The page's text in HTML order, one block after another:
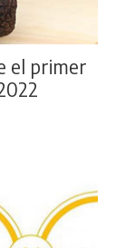
el primer